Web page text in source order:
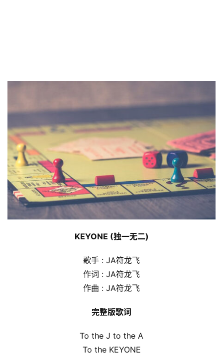
KEYONE (独一无二)
歌手 : JA符龙飞
作词 : JA符龙飞
作曲 : JA符龙飞
完整版歌词
To the J to the A
To the KEYONE